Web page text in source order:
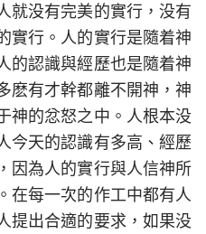
就没有完美的實行，没有
實行。人的實行是隨着神
的認識與經歷也是隨着神
麽有才幹都離不開神，神
神的忿怒之中。人根本没
今天的認識有多高、經歷
因為人的實行與人信神所
在每一次的作工中都有人
提出合適的要求，如果没